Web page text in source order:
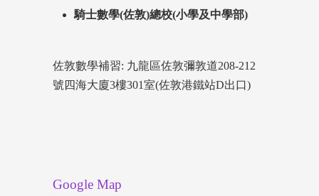
騎士數學(佐敦)總校(小學及中學部)
佐敦數學補習: 九龍區佐敦彌敦道208-212
號四海大廈3樓301室(佐敦港鐵站D出口)
Google Map